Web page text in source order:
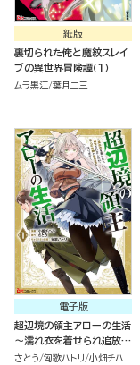
紙版
裏切られた俺と魔紋スレイ
ブの異世界冒険譚（１）
ムラ黒江 葉月二三
電子版
超辺境の領主アローの生活
～濡れ衣を着せられ追放さ
れましたが、二人の女神と
さとう 匈歌ハトリ 小畑チハ